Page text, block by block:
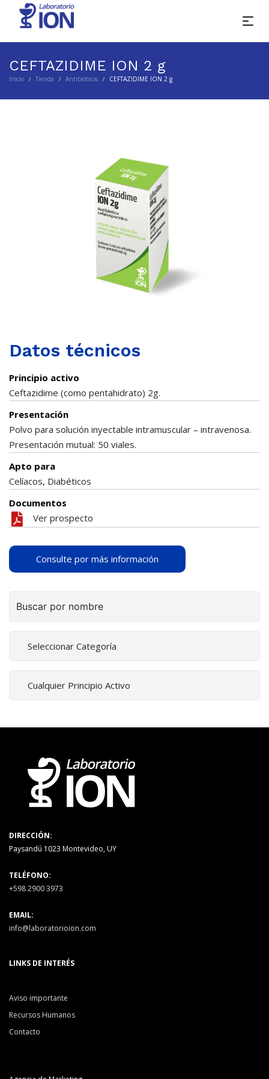
CEFTAZIDIME ION 2 g
Inicio / Tienda / Antibióticos / CEFTAZIDIME ION 2 g
Datos técnicos
Principio activo
Ceftazidime (como pentahidrato) 2g.
Presentación
Polvo para solución inyectable intramuscular – intravenosa.
Presentación mutual: 50 viales.
Apto para
Celíacos, Diabéticos
Documentos
Ver prospecto
Consulte por más información
DIRECCIÓN:
Paysandú 1023 Montevideo, UY
TELÉFONO:
+598 2900 3973
EMAIL:
info@laboratorioion.com
LINKS DE INTERÉS
Aviso importante
Recursos Humanos
Contacto